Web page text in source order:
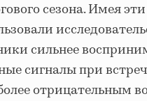
сезона. Имея
сильнее
сигналы при
отрицательным